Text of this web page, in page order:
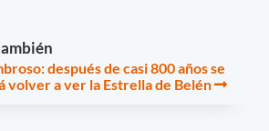
después de casi 800 años se
volver a ver la Estrella de Belén